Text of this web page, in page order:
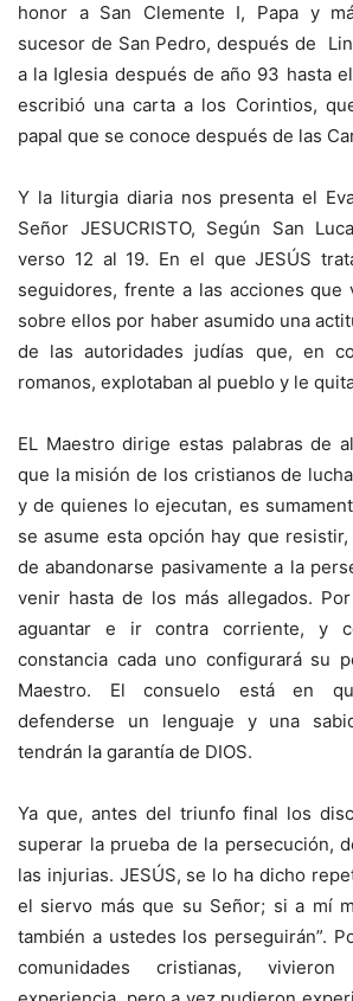
honor a San Clemente I, Papa y
sucesor de San Pedro, después de
a la Iglesia después de año 93 hasta
escribió una carta a los Corintios,
papal que se conoce después de las
Y la liturgia diaria nos presenta el
Señor JESUCRISTO, Según San
verso 12 al 19. En el que JESÚS
seguidores, frente a las acciones que
sobre ellos por haber asumido una
de las autoridades judías que, en
romanos, explotaban al pueblo y le
EL Maestro dirige estas palabras de
que la misión de los cristianos de
y de quienes lo ejecutan, es
se asume esta opción hay que
de abandonarse pasivamente a la
venir hasta de los más allegados.
aguantar e ir contra corriente, y
constancia cada uno configurará su
Maestro. El consuelo está en
defenderse un lenguaje y una
tendrán la garantía de DIOS.
Ya que, antes del triunfo final los
superar la prueba de la persecución,
las injurias. JESÚS, se lo ha dicho
el siervo más que su Señor; si a mí
también a ustedes los perseguirán”.
comunidades cristianas,